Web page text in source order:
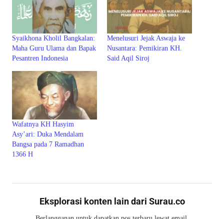
Syaikhona Kholil Bangkalan:
Maha Guru Ulama dan Bapak
Pesantren Indonesia
Menelusuri Jejak Aswaja ke
Nusantara: Pemikiran KH.
Said Aqil Siroj
Wafatnya KH Hasyim
Asy’ari: Duka Mendalam
Bangsa pada 7 Ramadhan
1366 H
Eksplorasi konten lain dari Surau.co